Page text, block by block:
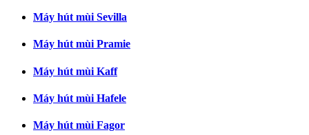
Máy hút mùi Sevilla
Máy hút mùi Pramie
Máy hút mùi Kaff
Máy hút mùi Hafele
Máy hút mùi Fagor